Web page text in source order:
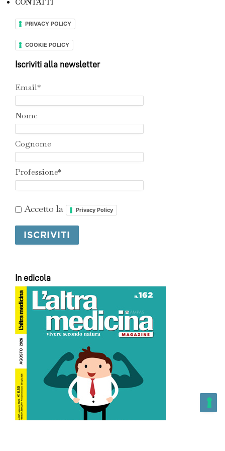
CONTATTI
PRIVACY POLICY
COOKIE POLICY
Iscriviti alla newsletter
Email*
Nome
Cognome
Professione*
Accetto la Privacy Policy
In edicola